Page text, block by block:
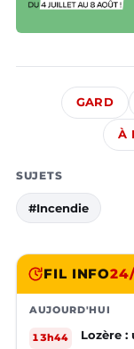
GARD
À
SUJETS
#Incendie
FIL INFO
AUJOURD'HUI
13h44 Lozère